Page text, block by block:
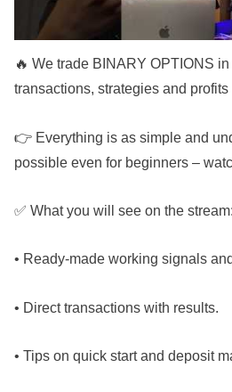
personally!
🔥 We trade BINARY OPTIONS
transactions, strategies and
👉 Everything is as simple and
possible even for beginners –
✅ What you will see on the stream:
• Ready-made working signals
• Direct transactions with results.
• Tips on quick start and deposit